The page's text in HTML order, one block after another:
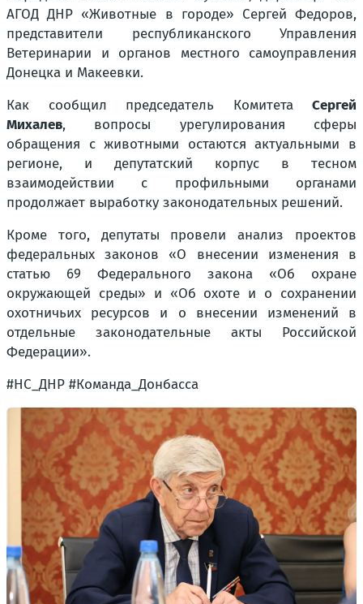
АГОД ДНР «Животные в городе» Сергей Федоров,
представители республиканского Управления
Ветеринарии и органов местного самоуправления
Донецка и Макеевки.
Как сообщил председатель Комитета Сергей
Михалев, вопросы урегулирования сферы
обращения с животными остаются актуальными в
регионе, и депутатский корпус в тесном
взаимодействии с профильными органами
продолжает выработку законодательных решений.
Кроме того, депутаты провели анализ проектов
федеральных законов «О внесении изменения в
статью 69 Федерального закона «Об охране
окружающей среды» и «Об охоте и о сохранении
охотничьих ресурсов и о внесении изменений в
отдельные законодательные акты Российской
Федерации».
#НС_ДНР #Команда_Донбасса